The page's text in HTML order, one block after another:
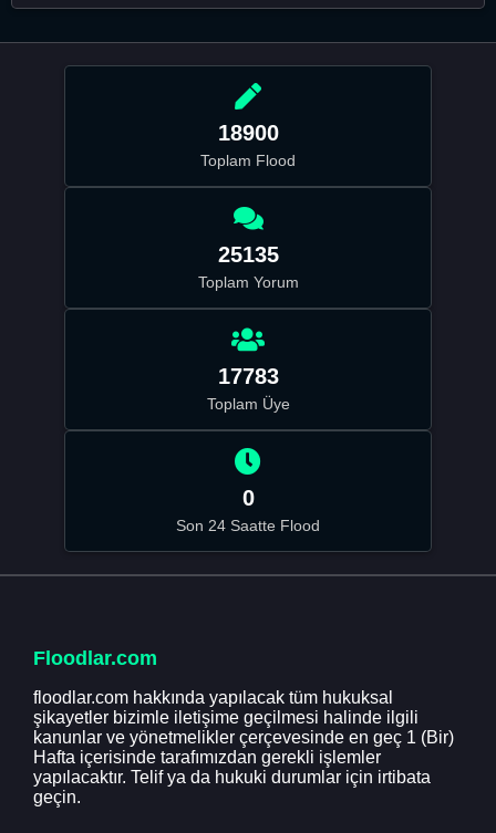
18900
Toplam Flood
25135
Toplam Yorum
17783
Toplam Üye
0
Son 24 Saatte Flood
Floodlar.com
floodlar.com hakkında yapılacak tüm hukuksal
şikayetler bizimle iletişime geçilmesi halinde ilgili
kanunlar ve yönetmelikler çerçevesinde en geç 1 (Bir)
Hafta içerisinde tarafımızdan gerekli işlemler
yapılacaktır. Telif ya da hukuki durumlar için irtibata
geçin.